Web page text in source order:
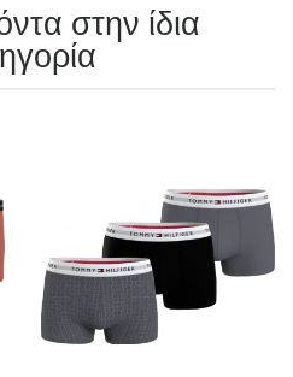
στην ίδια